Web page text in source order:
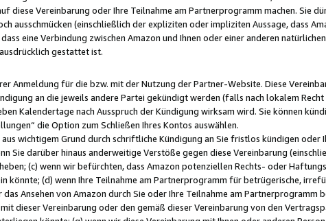
diese Vereinbarung oder Ihre Teilnahme am Partnerprogramm machen. Sie
ausschmücken (einschließlich der expliziten oder impliziten Aussage, dass
eine Verbindung zwischen Amazon und Ihnen oder einer anderen
gestattet ist.
Anmeldung für die bzw. mit der Nutzung der Partner-Website. Diese
an die jeweils andere Partei gekündigt werden (falls nach lokalem
Kalendertage nach Ausspruch der Kündigung wirksam wird. Sie können
die Option zum Schließen Ihres Kontos auswählen.
wichtigem Grund durch schriftliche Kündigung an Sie fristlos kündigen oder
Sie darüber hinaus anderweitige Verstöße gegen diese Vereinbarung
(c) wenn wir befürchten, dass Amazon potenziellen Rechts- oder
könnte; (d) wenn Ihre Teilnahme am Partnerprogramm für betrügerische,
Ansehen von Amazon durch Sie oder Ihre Teilnahme am
mit dieser Vereinbarung oder den gemäß dieser Vereinbarung von den